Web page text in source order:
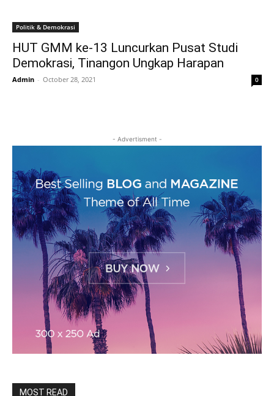
Politik & Demokrasi
HUT GMM ke-13 Luncurkan Pusat Studi
Demokrasi, Tinangon Ungkap Harapan
Admin - October 28, 2021 0
- Advertisment -
MOST READ